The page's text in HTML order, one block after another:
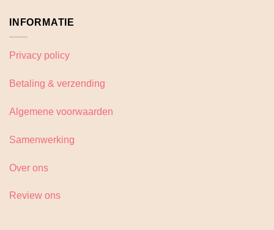
INFORMATIE
Privacy policy
Betaling & verzending
Algemene voorwaarden
Samenwerking
Over ons
Review ons